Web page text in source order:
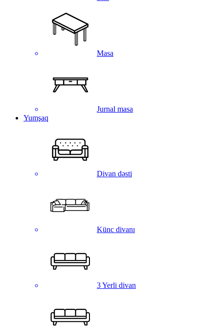
Masa
Jurnal masa
Yumşaq
Divan dəsti
Künc divanı
3 Yerli divan